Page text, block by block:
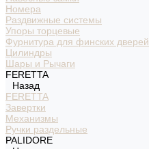
Номера
Раздвижные системы
Упоры торцевые
Фурнитура для финских дверей
Цилиндры
Шары и Рычаги
FERETTA
Назад
FERETTA
Завертки
Механизмы
Ручки раздельные
PALIDORE